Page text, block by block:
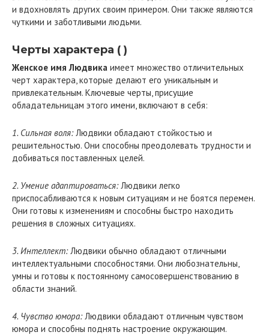
и вдохновлять других своим примером. Они также являются
чуткими и заботливыми людьми.
Черты характера ( )
Женское имя Людвика имеет множество отличительных
черт характера, которые делают его уникальным и
привлекательным. Ключевые черты, присущие
обладательницам этого имени, включают в себя:
1. Сильная воля:Людвики обладают стойкостью и
решительностью. Они способны преодолевать трудности и
добиваться поставленных целей.
2. Умение адаптироваться:Людвики легко
приспосабливаются к новым ситуациям и не боятся перемен.
Они готовы к изменениям и способны быстро находить
решения в сложных ситуациях.
3. Интеллект:Людвики обычно обладают отличными
интеллектуальными способностями. Они любознательны,
умны и готовы к постоянному самосовершенствованию в
области знаний.
4. Чувство юмора:Людвики обладают отличным чувством
юмора и способны поднять настроение окружающим.